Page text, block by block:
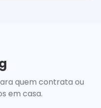
quem contrata ou
em casa.